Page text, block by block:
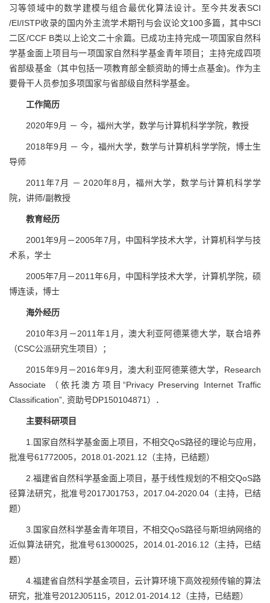
习等领域中的数学建模与组合最优化算法设计。至今共发表SCI
/EI/ISTP收录的国内外主流学术期刊与会议论文100多篇，其中SCI
二区/CCF B类以上论文二十余篇。已成功主持完成一项国家自然科
学基金面上项目与一项国家自然科学基金青年项目；主持完成四项
省部级基金（其中包括一项教育部全额资助的博士点基金)。作为主
要骨干人员参加多项国家与省部级自然科学基金。
工作简历
2020年9月 － 今，福州大学，数学与计算机科学学院，教授
2018年9月 － 今，福州大学，数学与计算机科学学院，博士生
导师
2011年7月 － 2020年8月，福州大学，数学与计算机科学学
院，讲师/副教授
教育经历
2001年9月－2005年7月，中国科学技术大学，计算机科学与技
术系，学士
2005年7月－2011年6月，中国科学技术大学，计算机学院，硕
博连读，博士
海外经历
2010年3月－2011年1月，澳大利亚阿德莱德大学，联合培养
（CSC公派研究生项目）；
2015年9月－2016年9月，澳大利亚阿德莱德大学，Research
Associate （依托澳方项目“Privacy Preserving Internet Traffic
Classification”, 资助号DP150104871）．
主要科研项目
1.国家自然科学基金面上项目，不相交QoS路径的理论与应用，
批准号61772005，2018.01-2021.12（主持，已结题）
2.福建省自然科学基金面上项目，基于线性规划的不相交QoS路
径算法研究，批准号2017J01753，2017.04-2020.04（主持，已结
题）
3.国家自然科学基金青年项目，不相交QoS路径与斯坦纳网络的
近似算法研究，批准号61300025，2014.01-2016.12（主持，已结
题）
4.福建省自然科学基金项目，云计算环境下高效视频传输的算法
研究，批准号2012J05115，2012.01-2014.12（主持，已结题）